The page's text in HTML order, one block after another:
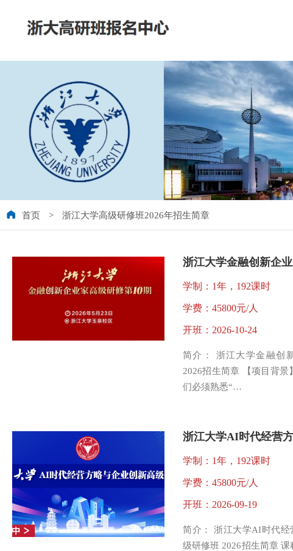
首页 > 浙江大学高级研修班2026年招生简章
学制：1年，192课时
学费：45800元/人
开班：2026-10-24
简介： 浙江大学金融创
2026招生简章 【项目背景
们必须熟悉“…
学制：1年，192课时
学费：45800元/人
开班：2026-09-19
简介： 浙江大学AI时代经
级研修班 2026招生简章